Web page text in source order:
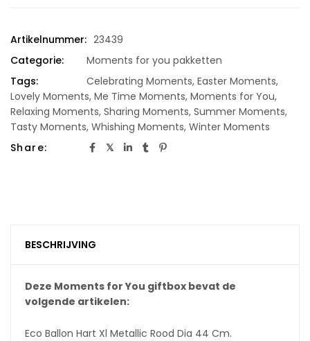
Artikelnummer: 23439
Categorie:
Moments for you pakketten
Tags:
Celebrating Moments, Easter Moments,
Lovely Moments, Me Time Moments, Moments for You,
Relaxing Moments, Sharing Moments, Summer Moments,
Tasty Moments, Whishing Moments, Winter Moments
Share:
BESCHRIJVING
Deze Moments for You giftbox bevat de
volgende artikelen:
Eco Ballon Hart Xl Metallic Rood Dia 44 Cm.